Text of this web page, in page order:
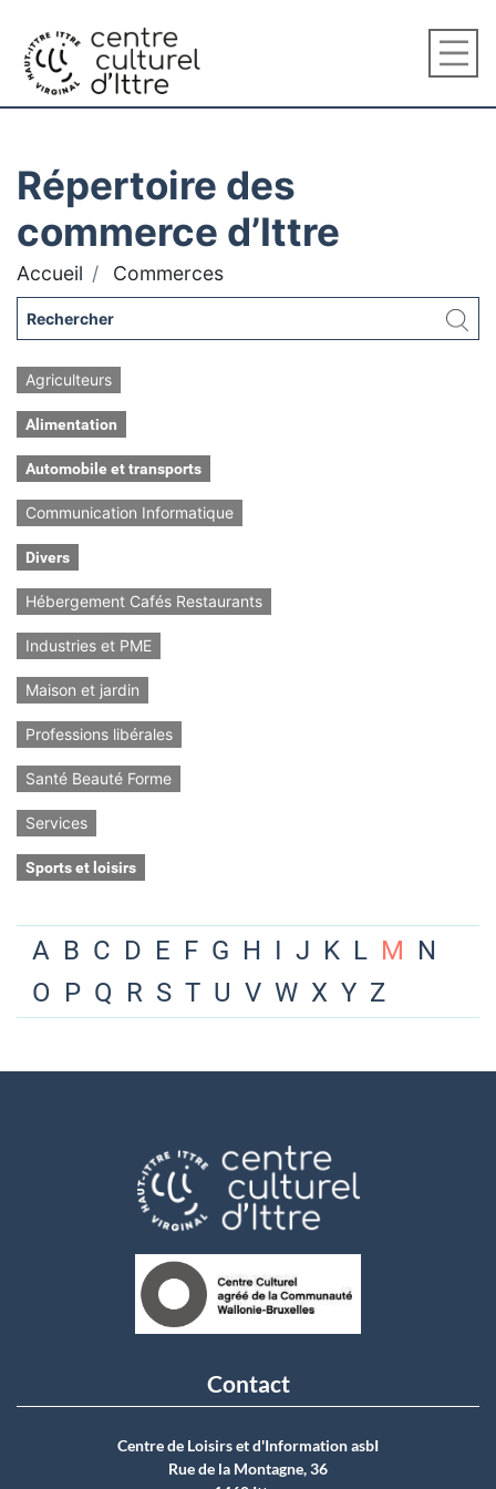
Répertoire des
commerce d’Ittre
Accueil Commerces
Agriculteurs
Alimentation
Automobile et transports
Communication Informatique
Divers
Hébergement Cafés Restaurants
Industries et PME
Maison et jardin
Professions libérales
Santé Beauté Forme
Services
Sports et loisirs
A B C D E F G H I J K L M N
O P Q R S T U V W X Y Z
Contact
Centre de Loisirs et d'Information asbI
Rue de la Montagne, 36